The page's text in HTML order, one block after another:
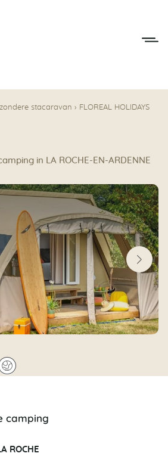
stacaravan › FLOREAL HOLIDAYS
in LA ROCHE-EN-ARDENNE
camping
ROCHE